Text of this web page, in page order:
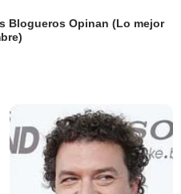
Blogueros Opinan (Lo mejor